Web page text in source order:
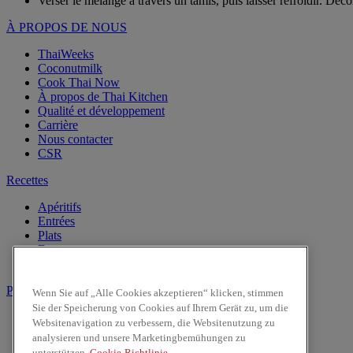
À PROPOS DE NOUS
ThaiWeeks
Coconutmilk
Cook Thai Now
À propos de Thai Kitchen
Qualité et développement
Carrière
Nous contacter
CSR
Recettes
Apéritifs
Entrées
Plats
Desserts
Produits
Lait de Noix de Coco
Les Pâtes
Riz & Nouilles
Wenn Sie auf „Alle Cookies akzeptieren“ klicken, stimmen
Sie der Speicherung von Cookies auf Ihrem Gerät zu, um die
Websitenavigation zu verbessern, die Websitenutzung zu
analysieren und unsere Marketingbemühungen zu